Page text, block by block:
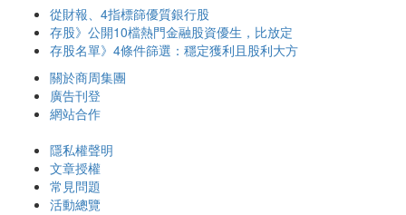
從財報、4指標篩優質銀行股
存股》公開10檔熱門金融股資優生，比放定
存股名單》4條件篩選：穩定獲利且股利大方
關於商周集團
廣告刊登
網站合作
隱私權聲明
文章授權
常見問題
活動總覽